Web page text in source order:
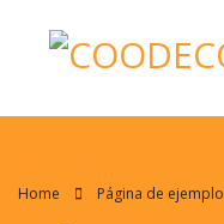
Home Página de ejemplo